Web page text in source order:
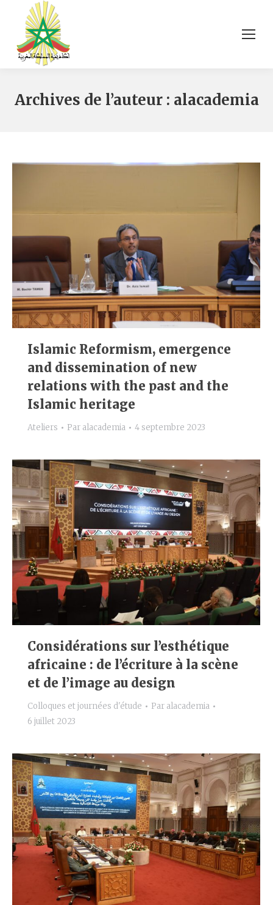
Archives de l’auteur : alacademia
Islamic Reformism, emergence
and dissemination of new
relations with the past and the
Islamic heritage
Ateliers Par alacademia 4 septembre 2023
Considérations sur l’esthétique
africaine : de l’écriture à la scène
et de l’image au design
Colloques et journées d'étude Par alacademia
6 juillet 2023